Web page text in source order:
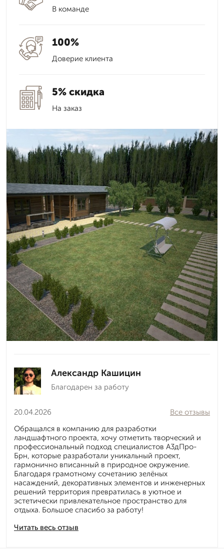
В команде
100%
Доверие клиента
5% скидка
На заказ
Александр Кашицин
Благодарен за работу
20.04.2026
Читать весь отзыв
Все отзывы
Обращался в компанию для разработки
ландшафтного проекта, хочу отметить творческий и
профессиональный подход специалистов А3дПро-
Брн, которые разработали уникальный проект,
гармонично вписанный в природное окружение.
Благодаря грамотному сочетанию зелёных
насаждений, декоративных элементов и инженерных
решений территория превратилась в уютное и
эстетически привлекательное пространство для
отдыха. Большое спасибо за работу!